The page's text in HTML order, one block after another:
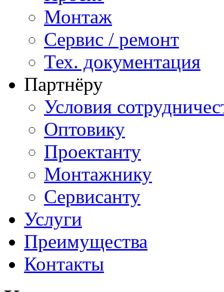
Монтаж
Сервис / ремонт
Тех. документация
Партнёру
Условия
Оптовику
Проектанту
Монтажнику
Сервисанту
Услуги
Преимущества
Контакты